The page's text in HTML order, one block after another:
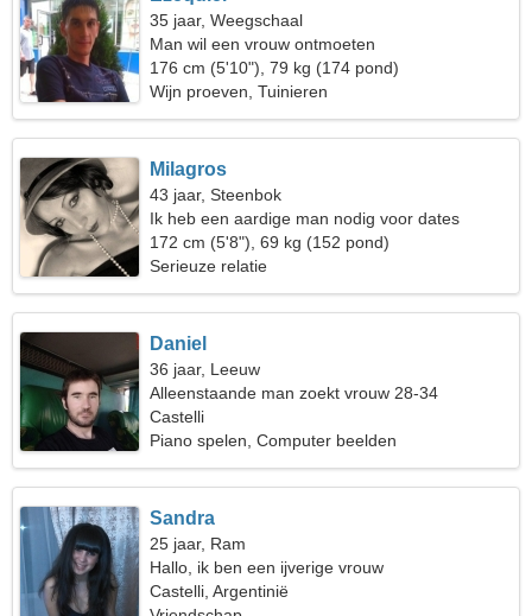
35 jaar, Weegschaal
Man wil een vrouw ontmoeten
176 cm (5'10"), 79 kg (174 pond)
Wijn proeven, Tuinieren
Milagros
43 jaar, Steenbok
Ik heb een aardige man nodig voor dates
172 cm (5'8"), 69 kg (152 pond)
Serieuze relatie
Daniel
36 jaar, Leeuw
Alleenstaande man zoekt vrouw 28-34
Castelli
Piano spelen, Computer beelden
Sandra
25 jaar, Ram
Hallo, ik ben een ijverige vrouw
Castelli, Argentinië